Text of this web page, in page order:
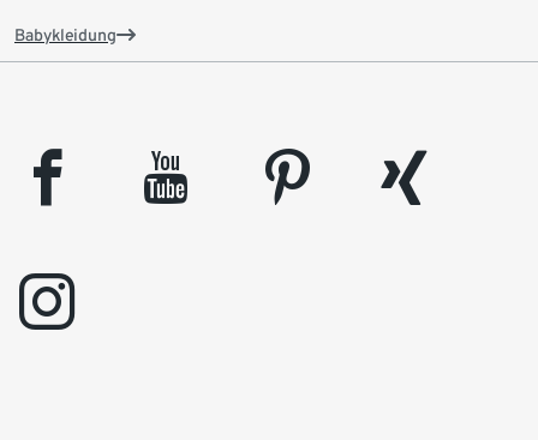
Babykleidung
facebook youtube pinterest
xing
instagram